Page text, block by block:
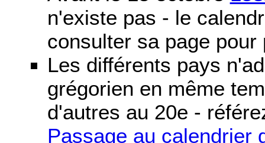
n'existe pas - le
consulter sa page pour
Les différents pays
grégorien en même
d'autres au 20e -
Passage au calendrier